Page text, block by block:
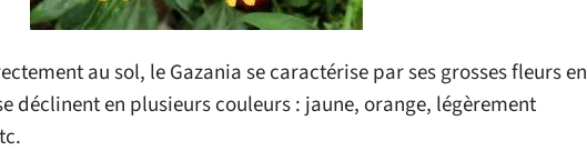
au sol, le Gazania se caractérise par ses grosses fleurs en
déclinent en plusieurs couleurs : jaune, orange, légèrement